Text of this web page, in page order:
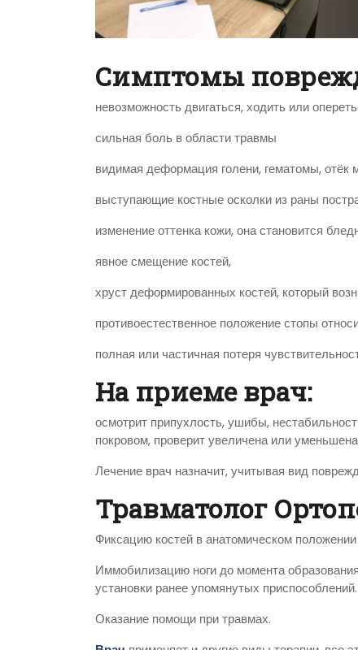
Симптомы
невозможность двигаться, ходить или
сильная боль в области травмы
видимая деформация голени, гематомы, отёк
выступающие костные осколки из раны
изменение оттенка кожи, она становится
явное смещение костей,
хруст деформированных костей, который
противоестественное положение стопы
полная или частичная потеря
На приеме врач:
осмотрит припухлость, ушибы,
покровом, проверит увеличена или
Лечение врач назначит, учитывая вид
Травматолог
Фиксацию костей в анатомическом
Иммобилизацию ноги до момента
установки ранее упомянутых приспособлений.
Оказание помощи при травмах.